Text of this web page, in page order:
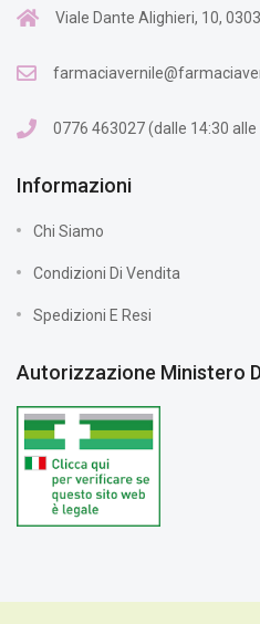
Viale Dante Alighieri, 10,
0776 463027 (dalle 14:30 alle
Informazioni
Chi Siamo
Condizioni Di Vendita
Spedizioni E Resi
Autorizzazione Ministero